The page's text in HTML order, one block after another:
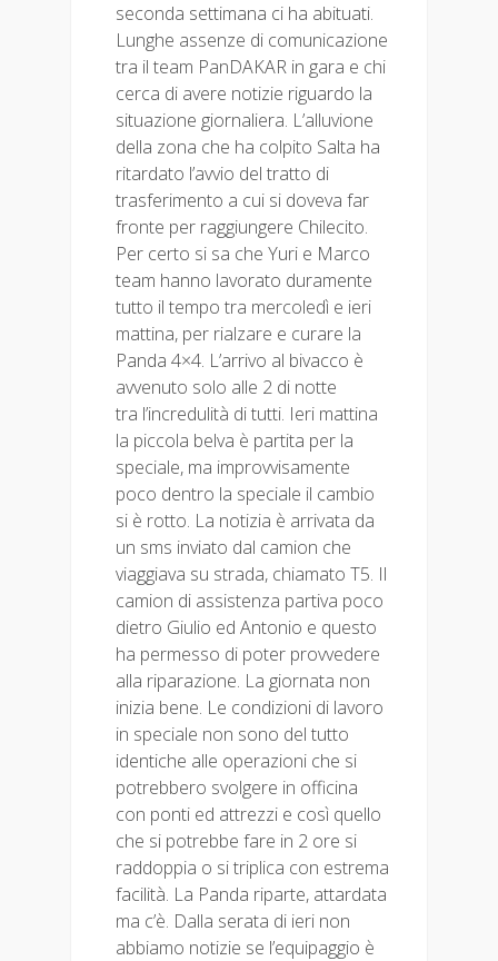
seconda settimana ci ha abituati.
Lunghe assenze di comunicazione
tra il team PanDAKAR in gara e chi
cerca di avere notizie riguardo la
situazione giornaliera. L’alluvione
della zona che ha colpito Salta ha
ritardato l’avvio del tratto di
trasferimento a cui si doveva far
fronte per raggiungere Chilecito.
Per certo si sa che Yuri e Marco
team hanno lavorato duramente
tutto il tempo tra mercoledì e ieri
mattina, per rialzare e curare la
Panda 4×4. L’arrivo al bivacco è
avvenuto solo alle 2 di notte
tra l’incredulità di tutti. Ieri mattina
la piccola belva è partita per la
speciale, ma improvvisamente
poco dentro la speciale il cambio
si è rotto. La notizia è arrivata da
un sms inviato dal camion che
viaggiava su strada, chiamato T5. Il
camion di assistenza partiva poco
dietro Giulio ed Antonio e questo
ha permesso di poter provvedere
alla riparazione. La giornata non
inizia bene. Le condizioni di lavoro
in speciale non sono del tutto
identiche alle operazioni che si
potrebbero svolgere in officina
con ponti ed attrezzi e così quello
che si potrebbe fare in 2 ore si
raddoppia o si triplica con estrema
facilità. La Panda riparte, attardata
ma c’è. Dalla serata di ieri non
abbiamo notizie se l’equipaggio è